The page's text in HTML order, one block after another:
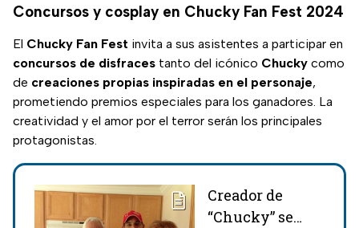
Concursos y cosplay en Chucky Fan Fest 2024
El Chucky Fan Fest invita a sus asistentes a participar en
concursos de disfraces tanto del icónico Chucky como
de creaciones propias inspiradas en el personaje,
prometiendo premios especiales para los ganadores. La
creatividad y el amor por el terror serán los principales
protagonistas.
Creador de
“Chucky” se